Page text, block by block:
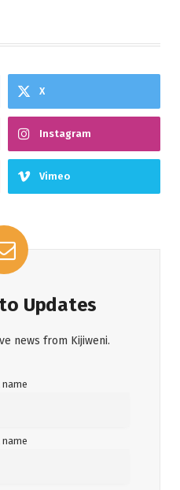
X
Instagram
Vimeo
Updates
news from Kijiweni.
name
name